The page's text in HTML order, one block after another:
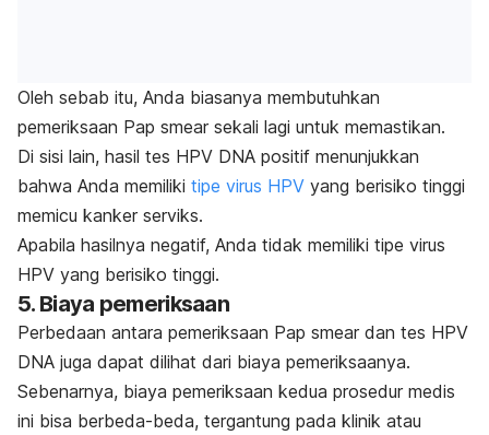
Oleh sebab itu, Anda biasanya membutuhkan
pemeriksaan Pap smear sekali lagi untuk memastikan.
Di sisi lain, hasil tes HPV DNA positif menunjukkan
bahwa Anda memiliki tipe virus HPV yang berisiko tinggi
memicu kanker serviks.
Apabila hasilnya negatif, Anda tidak memiliki tipe virus
HPV yang berisiko tinggi.
5. Biaya pemeriksaan
Perbedaan antara pemeriksaan Pap smear dan tes HPV
DNA juga dapat dilihat dari biaya pemeriksaanya.
Sebenarnya, biaya pemeriksaan kedua prosedur medis
ini bisa berbeda-beda, tergantung pada klinik atau